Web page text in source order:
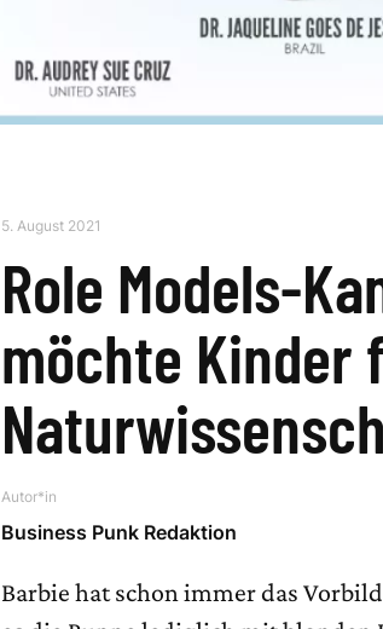
5. August 2021
Role Models-
möchte Kinder
Autor*in
Business Punk Redaktion
Barbie hat schon immer das